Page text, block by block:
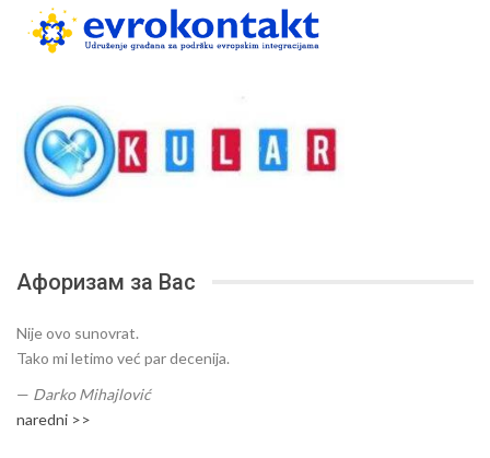
Афоризам за Вас
Nije ovo sunovrat.
Tako mi letimo već par decenija.
— Darko Mihajlović
naredni >>